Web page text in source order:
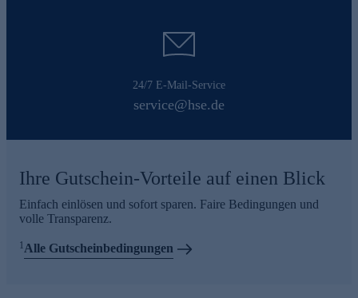
24/7 E-Mail-Service
service@hse.de
Ihre Gutschein-Vorteile auf einen Blick
Einfach einlösen und sofort sparen. Faire Bedingungen und
volle Transparenz.
1Alle Gutscheinbedingungen